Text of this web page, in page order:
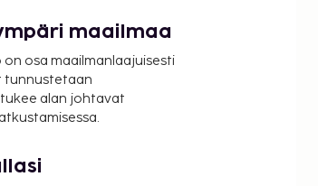
maailmaa
on osa maailmanlaajuisesti
tunnustetaan
alan johtavat